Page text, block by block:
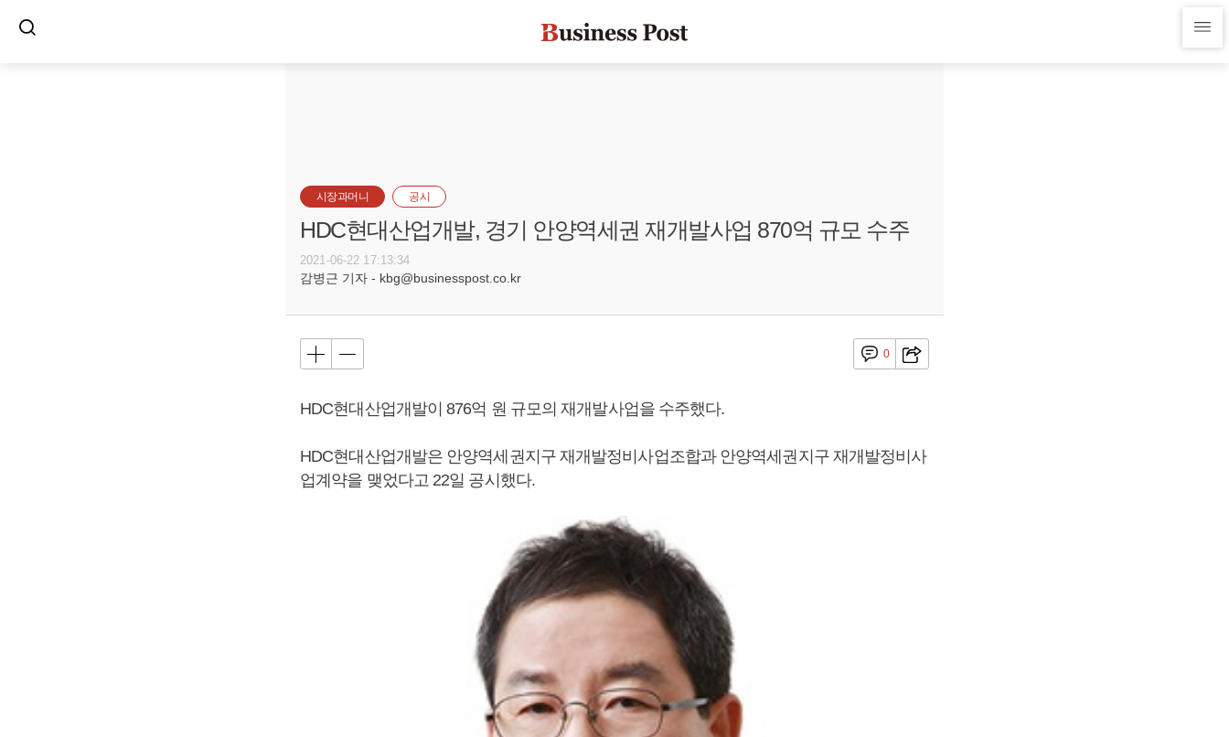
시장과머니 공시
HDC현대산업개발, 경기 안양역세권 재개발사업 870억 규모 수주
2021-06-22 17:13:34
감병근 기자 - kbg@businesspost.co.kr
0
HDC현대산업개발이 876억 원 규모의 재개발사업을 수주했다.
HDC현대산업개발은 안양역세권지구 재개발정비사업조합과 안양역세권지구 재개발정비사
업계약을 맺었다고 22일 공시했다.